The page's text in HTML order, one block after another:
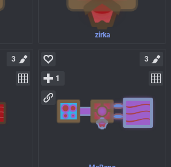
zirka
3
1
3